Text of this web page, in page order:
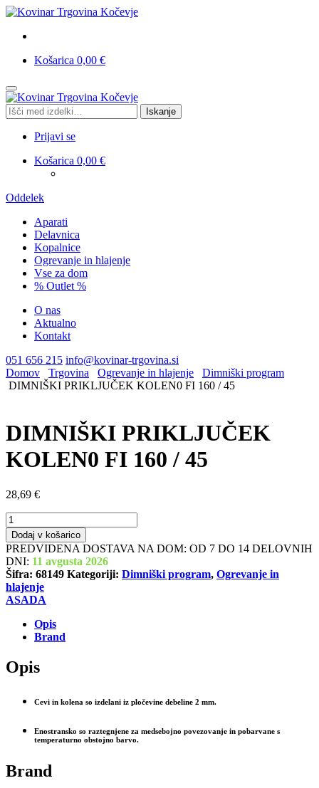
Košarica 0,00 €
Skip
to
navigation
Skip
to
content
Išči: Iskanje
Prijavi se
Košarica 0,00 €
Oddelek
Aparati
Delavnica
Kopalnice
Ogrevanje in hlajenje
Vse za dom
% Outlet %
O nas
Aktualno
Kontakt
051 656 215 info@kovinar-trgovina.si
Domov
Trgovina Ogrevanje in hlajenje
Dimniški program
DIMNIŠKI PRIKLJUČEK KOLEN0 FI 160 / 45
DIMNIŠKI PRIKLJUČEK
KOLEN0 FI 160 / 45
28,69 €
DIMNIŠKI
PRIKLJUČEK
KOLEN0
FI
160
/
45
količina
Dodaj v košarico
PREDVIDENA DOSTAVA NA DOM: OD 7 DO 14 DELOVNIH
DNI: 11 avgusta 2026
Šifra: 68149 Kategoriji: Dimniški program, Ogrevanje in
hlajenje
ASADA
Opis
Brand
Opis
Cevi in kolena so izdelani iz pločevine debeline 2 mm.
Enostransko so raztegnjene za medsebojno povezovanje in pobarvane s
temperaturno obstojno barvo.
Brand